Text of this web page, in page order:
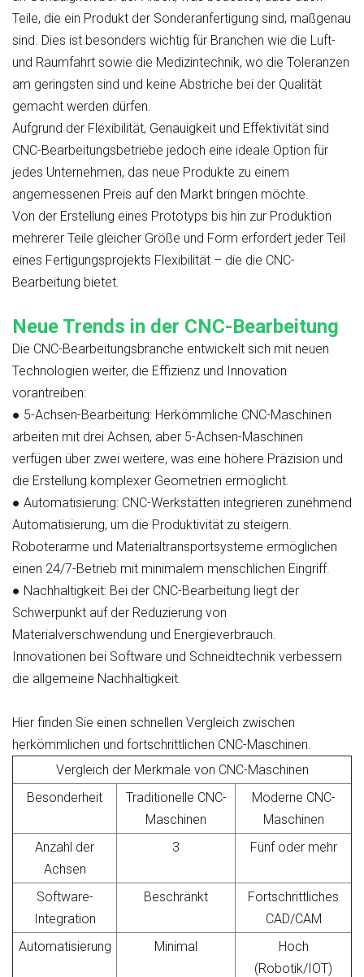
Teile, die ein Produkt der Sonderanfertigung sind, maßgenau
sind. Dies ist besonders wichtig für Branchen wie die Luft-
und Raumfahrt sowie die Medizintechnik, wo die Toleranzen
am geringsten sind und keine Abstriche bei der Qualität
gemacht werden dürfen.
Aufgrund der Flexibilität, Genauigkeit und Effektivität sind
CNC-Bearbeitungsbetriebe jedoch eine ideale Option für
jedes Unternehmen, das neue Produkte zu einem
angemessenen Preis auf den Markt bringen möchte.
Von der Erstellung eines Prototyps bis hin zur Produktion
mehrerer Teile gleicher Größe und Form erfordert jeder Teil
eines Fertigungsprojekts Flexibilität – die die CNC-
Bearbeitung bietet.
Neue Trends in der CNC-Bearbeitung
Die CNC-Bearbeitungsbranche entwickelt sich mit neuen
Technologien weiter, die Effizienz und Innovation
vorantreiben:
● 5-Achsen-Bearbeitung: Herkömmliche CNC-Maschinen
arbeiten mit drei Achsen, aber 5-Achsen-Maschinen
verfügen über zwei weitere, was eine höhere Präzision und
die Erstellung komplexer Geometrien ermöglicht.
● Automatisierung: CNC-Werkstätten integrieren zunehmend
Automatisierung, um die Produktivität zu steigern.
Roboterarme und Materialtransportsysteme ermöglichen
einen 24/7-Betrieb mit minimalem menschlichen Eingriff.
● Nachhaltigkeit: Bei der CNC-Bearbeitung liegt der
Schwerpunkt auf der Reduzierung von
Materialverschwendung und Energieverbrauch.
Innovationen bei Software und Schneidtechnik verbessern
die allgemeine Nachhaltigkeit.
Hier finden Sie einen schnellen Vergleich zwischen
herkömmlichen und fortschrittlichen CNC-Maschinen.
Vergleich der Merkmale von CNC-Maschinen
Besonderheit
Traditionelle CNC-
Maschinen
Moderne CNC-
Maschinen
Anzahl der
Achsen
3 Fünf oder mehr
Software-
Integration
Beschränkt
Fortschrittliches
CAD/CAM
Automatisierung
Minimal
Hoch
(Robotik/IOT)